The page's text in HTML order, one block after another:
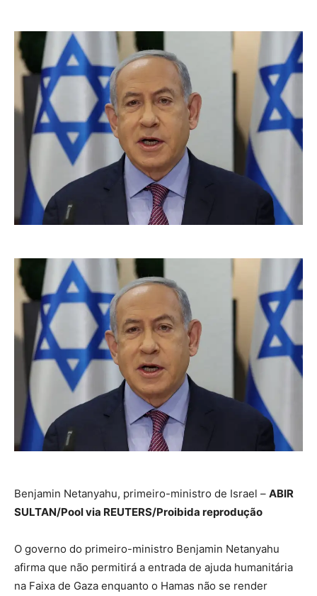
Benjamin Netanyahu, primeiro-ministro de Israel – ABIR
SULTAN/Pool via REUTERS/Proibida reprodução
O governo do primeiro-ministro Benjamin Netanyahu
afirma que não permitirá a entrada de ajuda humanitária
na Faixa de Gaza enquanto o Hamas não se render